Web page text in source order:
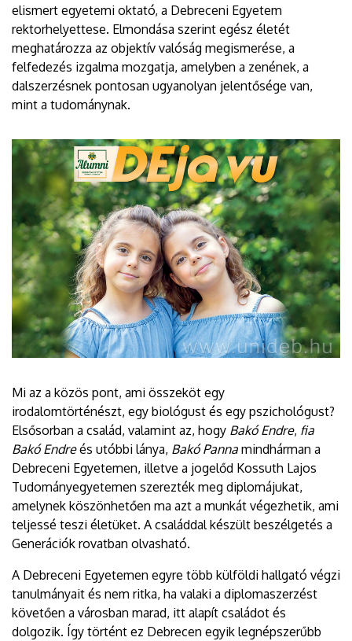
elismert egyetemi oktató, a Debreceni Egyetem
rektorhelyettese. Elmondása szerint egész életét
meghatározza az objektív valóság megismerése, a
felfedezés izgalma mozgatja, amelyben a zenének, a
dalszerzésnek pontosan ugyanolyan jelentősége van,
mint a tudománynak.
Mi az a közös pont, ami összeköt egy
irodalomtörténészt, egy biológust és egy pszichológust?
Elsősorban a család, valamint az, hogy Bakó Endre, fia
Bakó Endreés utóbbi lánya, Bakó Panna mindhárman a
Debreceni Egyetemen, illetve a jogelőd Kossuth Lajos
Tudományegyetemen szerezték meg diplomájukat,
amelynek köszönhetően ma azt a munkát végezhetik, ami
teljessé teszi életüket. A családdal készült beszélgetés a
Generációk rovatban olvasható.
A Debreceni Egyetemen egyre több külföldi hallgató végzi
tanulmányait és nem ritka, ha valaki a diplomaszerzést
követően a városban marad, itt alapít családot és
dolgozik. Így történt ez Debrecen egyik legnépszerűbb